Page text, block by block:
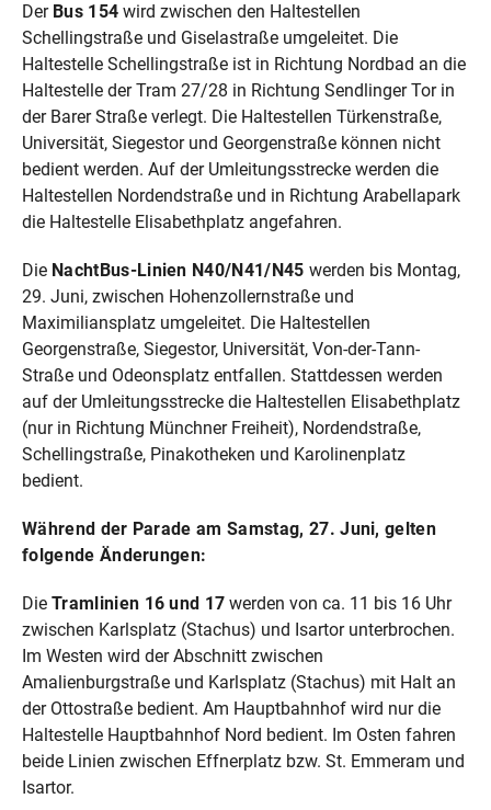
Der Bus 154 wird zwischen den Haltestellen
Schellingstraße und Giselastraße umgeleitet. Die
Haltestelle Schellingstraße ist in Richtung Nordbad an die
Haltestelle der Tram 27/28 in Richtung Sendlinger Tor in
der Barer Straße verlegt. Die Haltestellen Türkenstraße,
Universität, Siegestor und Georgenstraße können nicht
bedient werden. Auf der Umleitungsstrecke werden die
Haltestellen Nordendstraße und in Richtung Arabellapark
die Haltestelle Elisabethplatz angefahren.
Die NachtBus-Linien N40/N41/N45 werden bis Montag,
29. Juni, zwischen Hohenzollernstraße und
Maximiliansplatz umgeleitet. Die Haltestellen
Georgenstraße, Siegestor, Universität, Von-der-Tann-
Straße und Odeonsplatz entfallen. Stattdessen werden
auf der Umleitungsstrecke die Haltestellen Elisabethplatz
(nur in Richtung Münchner Freiheit), Nordendstraße,
Schellingstraße, Pinakotheken und Karolinenplatz
bedient.
Während der Parade am Samstag, 27. Juni, gelten
folgende Änderungen:
Die Tramlinien 16 und 17 werden von ca. 11 bis 16 Uhr
zwischen Karlsplatz (Stachus) und Isartor unterbrochen.
Im Westen wird der Abschnitt zwischen
Amalienburgstraße und Karlsplatz (Stachus) mit Halt an
der Ottostraße bedient. Am Hauptbahnhof wird nur die
Haltestelle Hauptbahnhof Nord bedient. Im Osten fahren
beide Linien zwischen Effnerplatz bzw. St. Emmeram und
Isartor.